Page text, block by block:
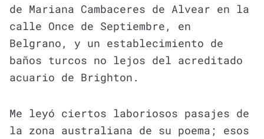
de Mariana Cambaceres de Alvear en la
calle Once de Septiembre, en
Belgrano, y un establecimiento de
baños turcos no lejos del acreditado
acuario de Brighton.
Me leyó ciertos laboriosos pasajes de
la zona australiana de su poema; esos